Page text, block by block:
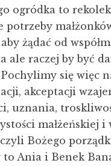
ogródka to
potrzeby
żądać od
ale raczej by być
się więc
akceptacji
uznania,
małżeńskiej i
Bożego
to Ania i Benek